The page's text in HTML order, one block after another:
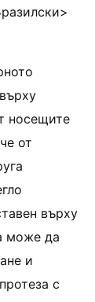
носещите
от
върху
може да
и
с